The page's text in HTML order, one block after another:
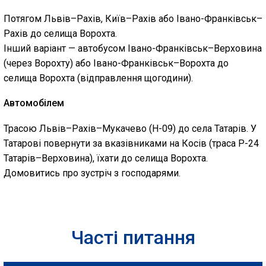
Потягом Львів–Рахів, Київ–Рахів або Івано-Франківськ–
Рахів до селища Ворохта.
Інший варіант — автобусом Івано-Франківськ–Верховина
(через Ворохту) або Івано-Франківськ–Ворохта до
селища Ворохта (відправлення щогодини).
Автомобілем
Трасою Львів–Рахів–Мукачево (H-09) до села Татарів. У
Татарові повернути за вказівниками на Косів (траса Р-24
Татарів–Верховина), їхати до селища Ворохта.
Домовитись про зустріч з господарями.
Часті питання